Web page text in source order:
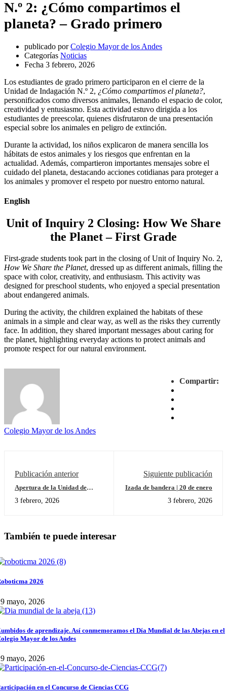
N.º 2: ¿Cómo compartimos el
planeta? – Grado primero
publicado por Colegio Mayor de los Andes
Categorías Noticias
Fecha 3 febrero, 2026
Los estudiantes de grado primero participaron en el cierre de la
Unidad de Indagación N.º 2, ¿Cómo compartimos el planeta?,
personificados como diversos animales, llenando el espacio de color,
creatividad y entusiasmo. Esta actividad estuvo dirigida a los
estudiantes de preescolar, quienes disfrutaron de una presentación
especial sobre los animales en peligro de extinción.
Durante la actividad, los niños explicaron de manera sencilla los
hábitats de estos animales y los riesgos que enfrentan en la
actualidad. Además, compartieron importantes mensajes sobre el
cuidado del planeta, destacando acciones cotidianas para proteger a
los animales y promover el respeto por nuestro entorno natural.
English
Unit of Inquiry 2 Closing: How We Share
the Planet – First Grade
First-grade students took part in the closing of Unit of Inquiry No. 2,
How We Share the Planet, dressed up as different animals, filling the
space with color, creativity, and enthusiasm. This activity was
designed for preschool students, who enjoyed a special presentation
about endangered animals.
During the activity, the children explained the habitats of these
animals in a simple and clear way, as well as the risks they currently
face. In addition, they shared important messages about caring for
the planet, highlighting everyday actions to protect animals and
promote respect for our natural environment.
Compartir:
Colegio Mayor de los Andes
Publicación anterior
Apertura de la Unidad de
expresamos?
3 febrero, 2026
Siguiente publicación
Izada de bandera | 20 de enero
3 febrero, 2026
También te puede interesar
2026
mayo, 2026
de aprendizaje. Así conmemoramos el Día Mundial de las Abejas en el
Mayor de los Andes
mayo, 2026
en el Concurso de Ciencias CCG